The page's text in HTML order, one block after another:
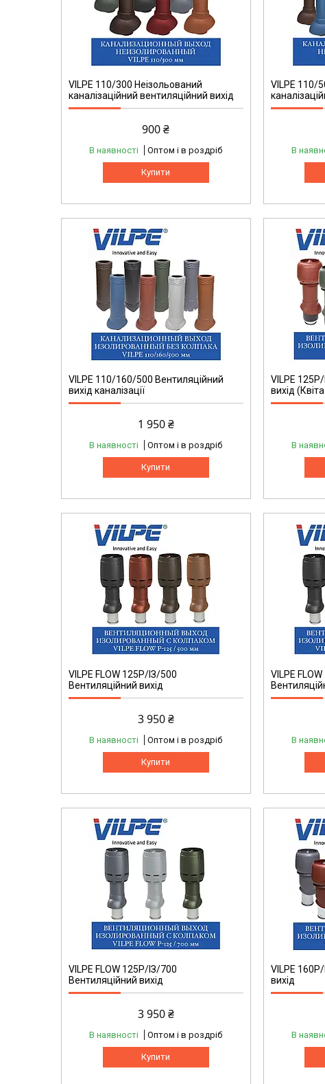
VILPE 110/300 Неізольований
каналізаційний вентиляційний вихід
900 ₴
В наявності Оптом і в роздріб
Купити
VILPE 110/
В
VILPE 110/160/500 Вентиляційний
вихід каналізації
1 950 ₴
В наявності Оптом і в роздріб
Купити
VILPE
вихід
В
VILPE FLOW 125P/ІЗ/500
Вентиляційний вихід
3 950 ₴
В наявності Оптом і в роздріб
Купити
VILPE
В
VILPE FLOW 125P/ІЗ/700
Вентиляційний вихід
3 950 ₴
В наявності Оптом і в роздріб
Купити
VILPE
вихід
В